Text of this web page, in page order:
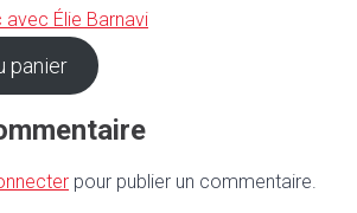
avec Élie Barnavi
panier
pour publier un commentaire.